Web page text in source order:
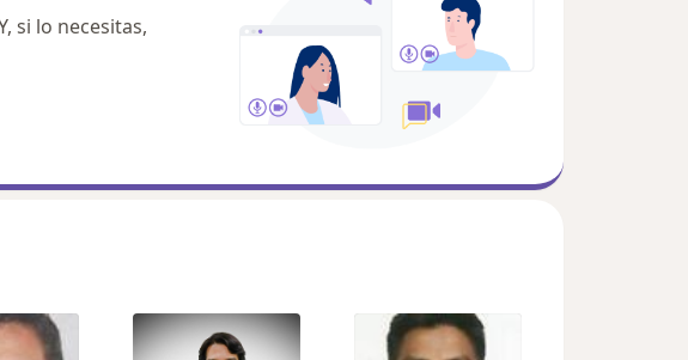
si lo necesitas,